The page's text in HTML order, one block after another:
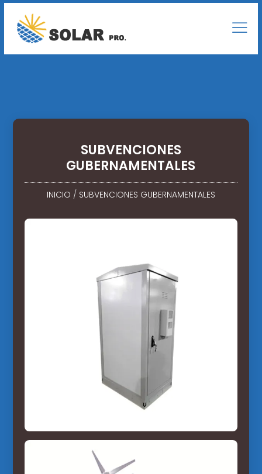
SUBVENCIONES
GUBERNAMENTALES
INICIO / SUBVENCIONES GUBERNAMENTALES